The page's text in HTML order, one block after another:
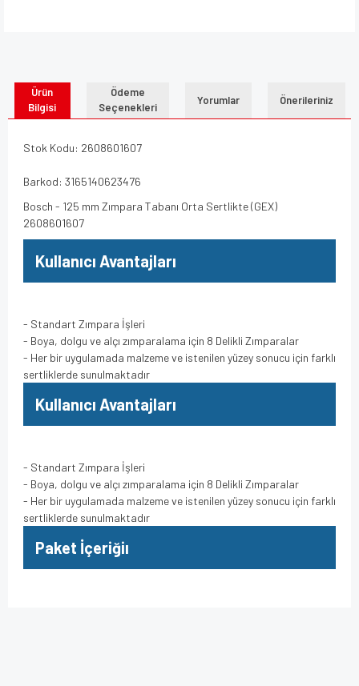
Ürün
Bilgisi
Ödeme
Seçenekleri
Yorumlar Önerileriniz
Stok Kodu: 2608601607
Barkod: 3165140623476
Bosch - 125 mm Zımpara Tabanı Orta Sertlikte (GEX)
2608601607
Kullanıcı Avantajları
- Standart Zımpara İşleri
- Boya, dolgu ve alçı zımparalama için 8 Delikli Zımparalar
- Her bir uygulamada malzeme ve istenilen yüzey sonucu için farklı
sertliklerde sunulmaktadır
Kullanıcı Avantajları
- Standart Zımpara İşleri
- Boya, dolgu ve alçı zımparalama için 8 Delikli Zımparalar
- Her bir uygulamada malzeme ve istenilen yüzey sonucu için farklı
sertliklerde sunulmaktadır
Paket İçeriğiı